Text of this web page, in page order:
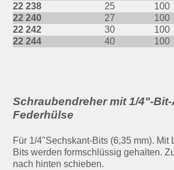
22 238
25 100
22 240
27 100
22 242
30 100
22 244
40 100
Schraubendreher mit 1/4"-
Federhülse
Für 1/4"Sechskant-Bits (6,35 mm). Mit
Bits werden formschlüssig gehalten.
nach hinten schieben.